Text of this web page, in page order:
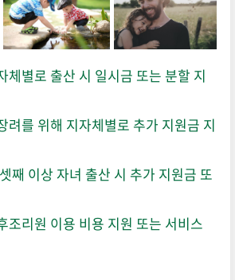
체별로 출산 시 일시금 또는 분할 지
려를 위해 지자체별로 추가 지원금 지
셋째 이상 자녀 출산 시 추가 지원금 또
조리원 이용 비용 지원 또는 서비스